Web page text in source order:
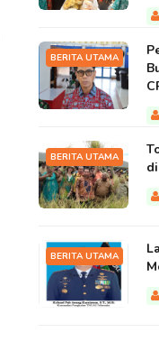
BERITA UTAMA
BERITA UTAMA
BERITA UTAMA